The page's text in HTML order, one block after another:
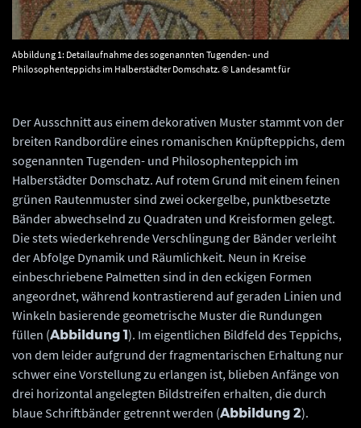
Abbildung 1: Detailaufnahme des sogenannten Tugenden- und
Philosophenteppichs im Halberstädter Domschatz. © Landesamt für
Der Ausschnitt aus einem dekorativen Muster stammt von der
breiten Randbordüre eines romanischen Knüpfteppichs, dem
sogenannten Tugenden- und Philosophenteppich im
Halberstädter Domschatz. Auf rotem Grund mit einem feinen
grünen Rautenmuster sind zwei ockergelbe, punktbesetzte
Bänder abwechselnd zu Quadraten und Kreisformen gelegt.
Die stets wiederkehrende Verschlingung der Bänder verleiht
der Abfolge Dynamik und Räumlichkeit. Neun in Kreise
einbeschriebene Palmetten sind in den eckigen Formen
angeordnet, während kontrastierend auf geraden Linien und
Winkeln basierende geometrische Muster die Rundungen
füllen (Abbildung 1). Im eigentlichen Bildfeld des Teppichs,
von dem leider aufgrund der fragmentarischen Erhaltung nur
schwer eine Vorstellung zu erlangen ist, blieben Anfänge von
drei horizontal angelegten Bildstreifen erhalten, die durch
blaue Schriftbänder getrennt werden (Abbildung 2).